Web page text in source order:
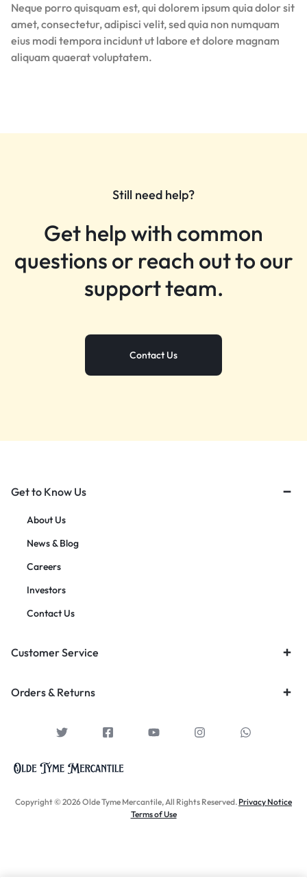
Neque porro quisquam est, qui dolorem ipsum quia dolor sit
amet, consectetur, adipisci velit, sed quia non numquam
eius modi tempora incidunt ut labore et dolore magnam
aliquam quaerat voluptatem.
Still need help?
Get help with common
questions or reach out to our
support team.
Contact Us
Get to Know Us
About Us
News & Blog
Careers
Investors
Contact Us
Customer Service
Orders & Returns
Copyright © 2026 Olde Tyme Mercantile, All Rights Reserved. Privacy Notice
Terms of Use